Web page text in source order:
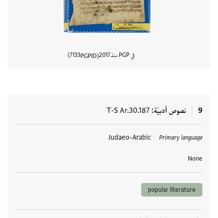
في PGP منذ 2017
PGPID
7133
9 نصوص أدبيّة T-S Ar.30.187
Primary language
Judaeo-Arabic
None
العلامات
popular literature